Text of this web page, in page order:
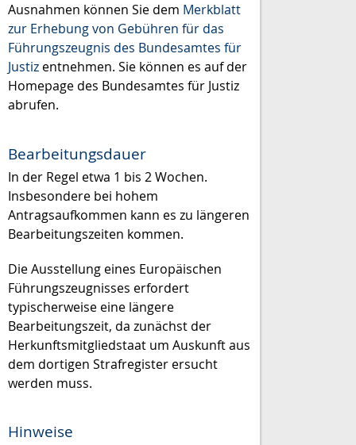
Ausnahmen können Sie dem Merkblatt
zur Erhebung von Gebühren für das
Führungszeugnis des Bundesamtes für
Justiz entnehmen. Sie können es auf der
Homepage des Bundesamtes für Justiz
abrufen.
Bearbeitungsdauer
In der Regel etwa 1 bis 2 Wochen.
Insbesondere bei hohem
Antragsaufkommen kann es zu längeren
Bearbeitungszeiten kommen.
Die Ausstellung eines Europäischen
Führungszeugnisses erfordert
typischerweise eine längere
Bearbeitungszeit, da zunächst der
Herkunftsmitgliedstaat um Auskunft aus
dem dortigen Strafregister ersucht
werden muss.
Hinweise